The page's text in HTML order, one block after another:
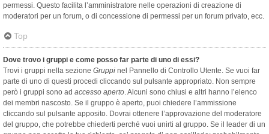
permessi. Questo facilita l’amministratore nelle operazioni di creazione di
moderatori per un forum, o di concessione di permessi per un forum privato, ecc.
Top
Dove trovo i gruppi e come posso far parte di uno di essi?
Trovi i gruppi nella sezione Gruppi nel Pannello di Controllo Utente. Se vuoi far
parte di uno di questi procedi cliccando sul pulsante appropriato. Non sempre
però i gruppi sono ad accesso aperto. Alcuni sono chiusi e altri hanno l’elenco
dei membri nascosto. Se il gruppo è aperto, puoi chiedere l’ammissione
cliccando sul pulsante apposito. Dovrai ottenere l’approvazione del moderatore
del gruppo, che potrebbe chiederti perché vuoi unirti al gruppo. Se il leader di un